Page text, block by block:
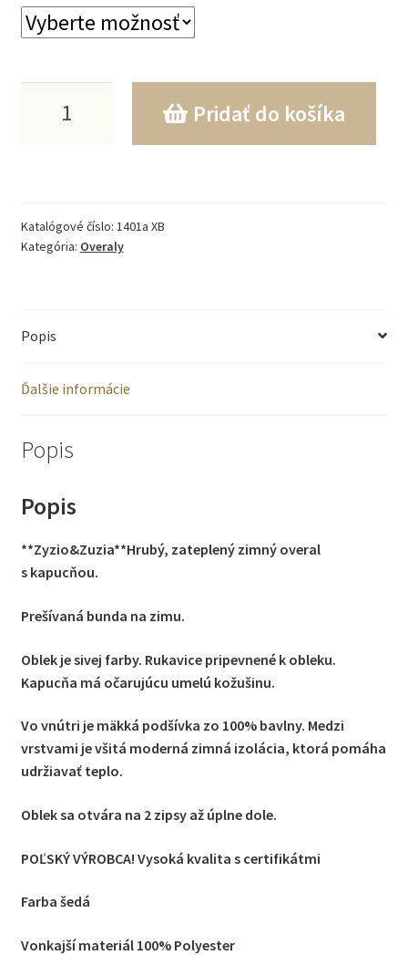
množstvo
bunda
74
so
kožúškom
Pridať do košíka
Katalógové číslo: 1401a XB
Kategória: Overaly
Popis
Ďalšie informácie
Popis
Popis
**Zyzio&Zuzia**Hrubý, zateplený zimný overal
s kapucňou.
Prešívaná bunda na zimu.
Oblek je sivej farby. Rukavice pripevnené k obleku.
Kapucňa má očarujúcu umelú kožušinu.
Vo vnútri je mäkká podšívka zo 100% bavlny. Medzi
vrstvami je všitá moderná zimná izolácia, ktorá pomáha
udržiavať teplo.
Oblek sa otvára na 2 zipsy až úplne dole.
POĽSKÝ VÝROBCA! Vysoká kvalita s certifikátmi
Farba šedá
Vonkajší materiál 100% Polyester